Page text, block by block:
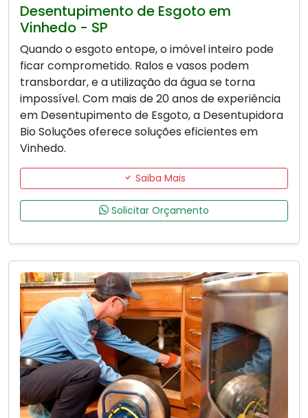
Desentupimento de Esgoto em
Vinhedo - SP
Quando o esgoto entope, o imóvel inteiro pode
ficar comprometido. Ralos e vasos podem
transbordar, e a utilização da água se torna
impossível. Com mais de 20 anos de experiência
em Desentupimento de Esgoto, a Desentupidora
Bio Soluções oferece soluções eficientes em
Vinhedo.
Saiba Mais
Solicitar Orçamento